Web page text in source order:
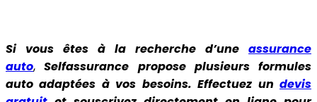
Si vous êtes à la recherche d’une assurance
auto, Selfassurance propose plusieurs formules
auto adaptées à vos besoins. Effectuez un devis